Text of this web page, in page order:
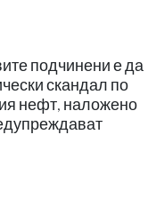
подчинени е да
скандал по
нефт, наложено